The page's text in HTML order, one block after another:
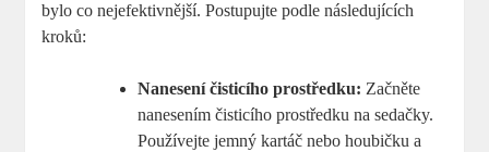
bylo co nejefektivnější. Postupujte podle následujících
kroků:
Nanesení čisticího prostředku: Začněte
nanesením čisticího prostředku na sedačky.
Používejte jemný kartáč nebo houbičku a